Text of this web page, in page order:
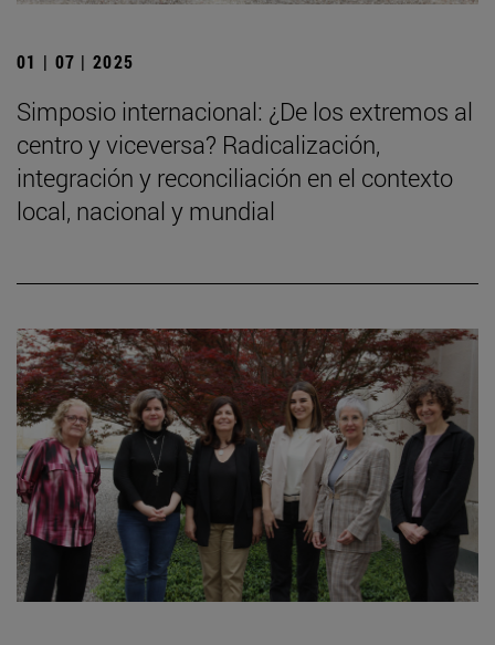
01 | 07 | 2025
Simposio internacional: ¿De los extremos al
centro y viceversa? Radicalización,
integración y reconciliación en el contexto
local, nacional y mundial